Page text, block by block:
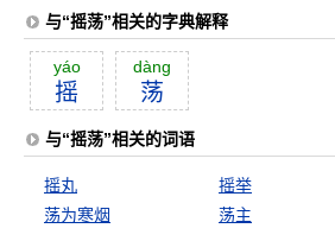
与“摇荡”相关的字典解释
yáo
摇
dàng
荡
与“摇荡”相关的词语
摇丸 摇举
荡为寒烟
荡主